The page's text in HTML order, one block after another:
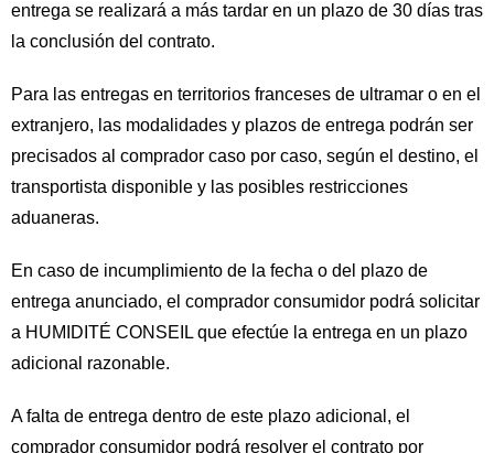
entrega se realizará a más tardar en un plazo de 30 días tras
la conclusión del contrato.
Para las entregas en territorios franceses de ultramar o en el
extranjero, las modalidades y plazos de entrega podrán ser
precisados al comprador caso por caso, según el destino, el
transportista disponible y las posibles restricciones
aduaneras.
En caso de incumplimiento de la fecha o del plazo de
entrega anunciado, el comprador consumidor podrá solicitar
a HUMIDITÉ CONSEIL que efectúe la entrega en un plazo
adicional razonable.
A falta de entrega dentro de este plazo adicional, el
comprador consumidor podrá resolver el contrato por